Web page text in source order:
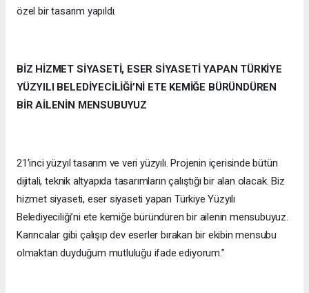
özel bir tasarım yapıldı.
BİZ HİZMET SİYASETİ, ESER SİYASETİ YAPAN TÜRKİYE
YÜZYILI BELEDİYECİLİĞİ’Nİ ETE KEMİĞE BÜRÜNDÜREN
BİR AİLENİN MENSUBUYUZ
21’inci yüzyıl tasarım ve veri yüzyılı. Projenin içerisinde bütün
dijitali, teknik altyapıda tasarımların çalıştığı bir alan olacak. Biz
hizmet siyaseti, eser siyaseti yapan Türkiye Yüzyılı
Belediyeciliği’ni ete kemiğe büründüren bir ailenin mensubuyuz.
Karıncalar gibi çalışıp dev eserler bırakan bir ekibin mensubu
olmaktan duyduğum mutluluğu ifade ediyorum.”